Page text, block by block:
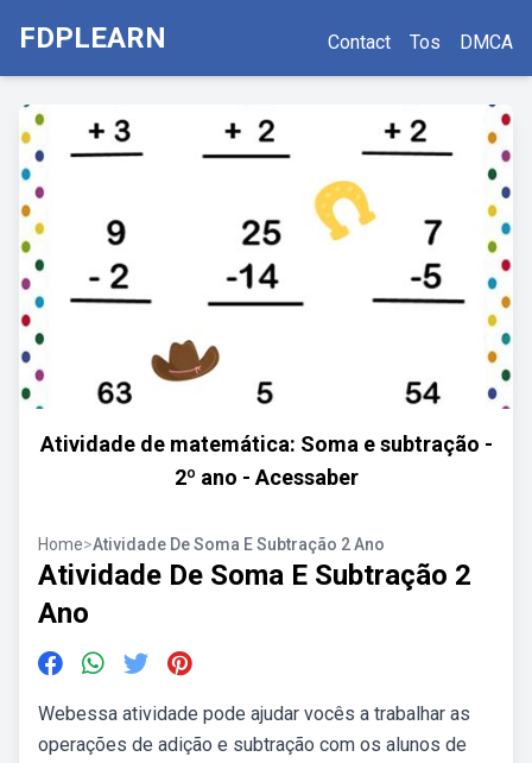
FDPLEARN Contact Tos DMCA
Atividade de matemática: Soma e subtração -
2º ano - Acessaber
Home>Atividade De Soma E Subtração 2 Ano
Atividade De Soma E Subtração 2
Ano
Webessa atividade pode ajudar vocês a trabalhar as
operações de adição e subtração com os alunos de